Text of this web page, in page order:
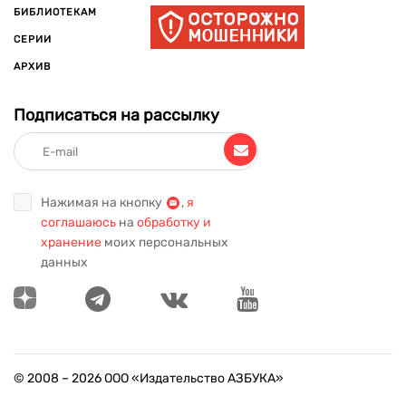
БИБЛИОТЕКАМ
СЕРИИ
АРХИВ
Подписаться на рассылку
Нажимая на кнопку , я
соглашаюсь на обработку и
хранение моих персональных
данных
© 2008 – 2026ООО «Издательство АЗБУКА»